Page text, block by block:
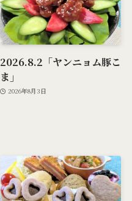
2026.8.2「ヤンニョム豚こ
ま」
2026年8月3日